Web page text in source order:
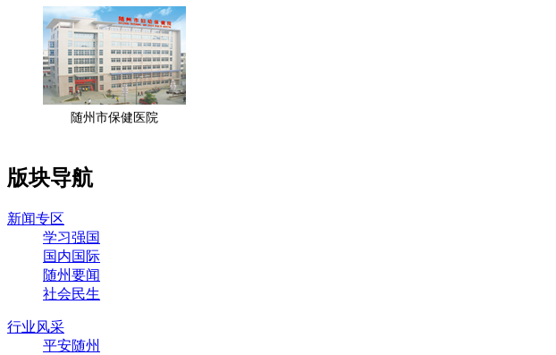
随州市保健医院
版块导航
新闻专区
学习强国
国内国际
随州要闻
社会民生
行业风采
平安随州